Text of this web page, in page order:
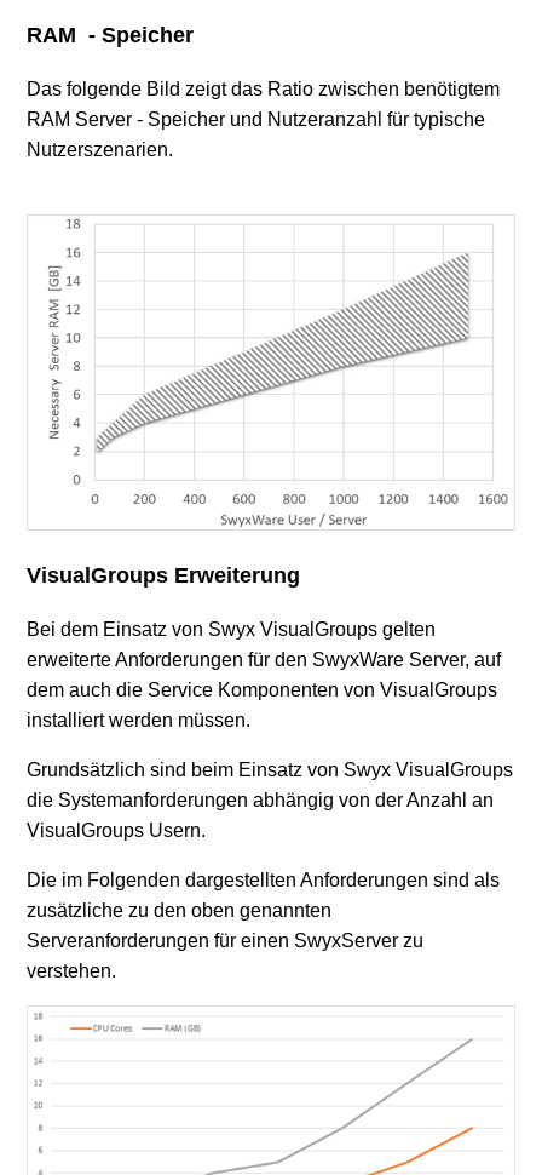
RAM - Speicher
Das folgende Bild zeigt das Ratio zwischen benötigtem
RAM Server - Speicher und Nutzeranzahl für typische
Nutzerszenarien.
VisualGroups Erweiterung
Bei dem Einsatz von Swyx VisualGroups gelten
erweiterte Anforderungen für den SwyxWare Server, auf
dem auch die Service Komponenten von VisualGroups
installiert werden müssen.
Grundsätzlich sind beim Einsatz von Swyx VisualGroups
die Systemanforderungen abhängig von der Anzahl an
VisualGroups Usern.
Die im Folgenden dargestellten Anforderungen sind als
zusätzliche zu den oben genannten
Serveranforderungen für einen SwyxServer zu
verstehen.